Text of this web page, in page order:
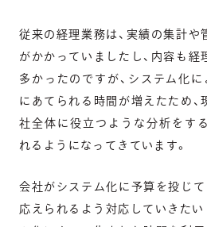
従来の経理業務は、実績の集計や
がかかっていましたし、内容も
多かったのですが、システム化
にあてられる時間が増えたため
社全体に役立つような分析をす
れるようになってきています。
会社がシステム化に予算を投じて
応えられるよう対応していきた